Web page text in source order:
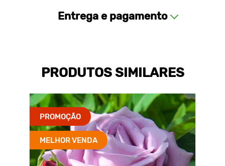
Entrega e pagamento
PRODUTOS SIMILARES
PROMOÇÃO
MELHOR VENDA